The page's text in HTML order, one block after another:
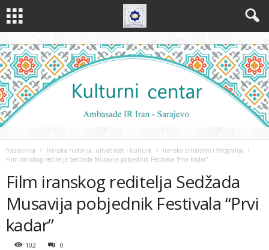
Naslovnica Iranska historija, umjetnost i kultura
Iransko slikarstvo i fotografija
Film iranskog reditelja Sedžada Musavija pobjednik Festivala “Prvi kadar”
Film iranskog reditelja Sedžada
Musavija pobjednik Festivala “Prvi
kadar”
102 0